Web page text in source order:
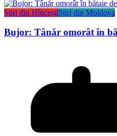
Știri din HînceștiȘtiri din Moldova
Bujor: Tânăr omorât în